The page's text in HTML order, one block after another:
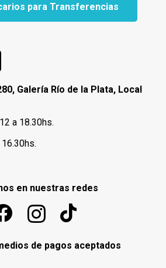
para Transferencias
Galería Río de la Plata, Local
a 18.30hs.
en nuestras redes
de pagos aceptados